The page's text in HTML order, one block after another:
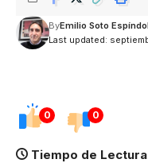
Last updated:
ByEmilio Soto
0 0
Tiempo de